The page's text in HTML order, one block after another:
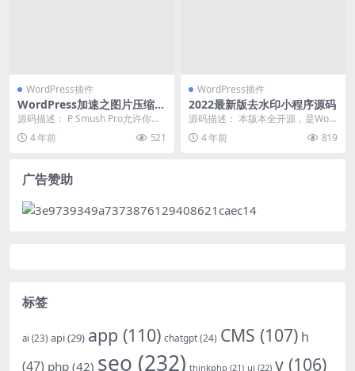
WordPress插件
WordPress加速之图片压缩插
件 WP Smush Pro v3.9.8
源码描述： P Smush Pro允许你通
过WordPress管理器尽可能地压
缩...4 年前 521
WordPress插件
2022最新版去水印小程序源码
源码描述： 本版本全开源，是Wor
dpress插件 上传到Wordpress 安...
4 年前 819
广告赞助
标签
ai (23) api(29) app (110) chatgpt(24) CMS (107) h
(47) php (42) seo (232) thinkphp (21) ui (22) v (106)